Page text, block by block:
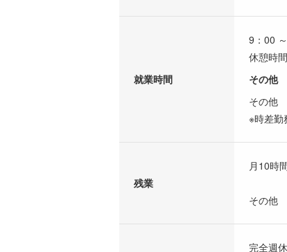
就業時間
9：00
休憩時
その他
その他
※時差
残業
月10時
その他
完全週